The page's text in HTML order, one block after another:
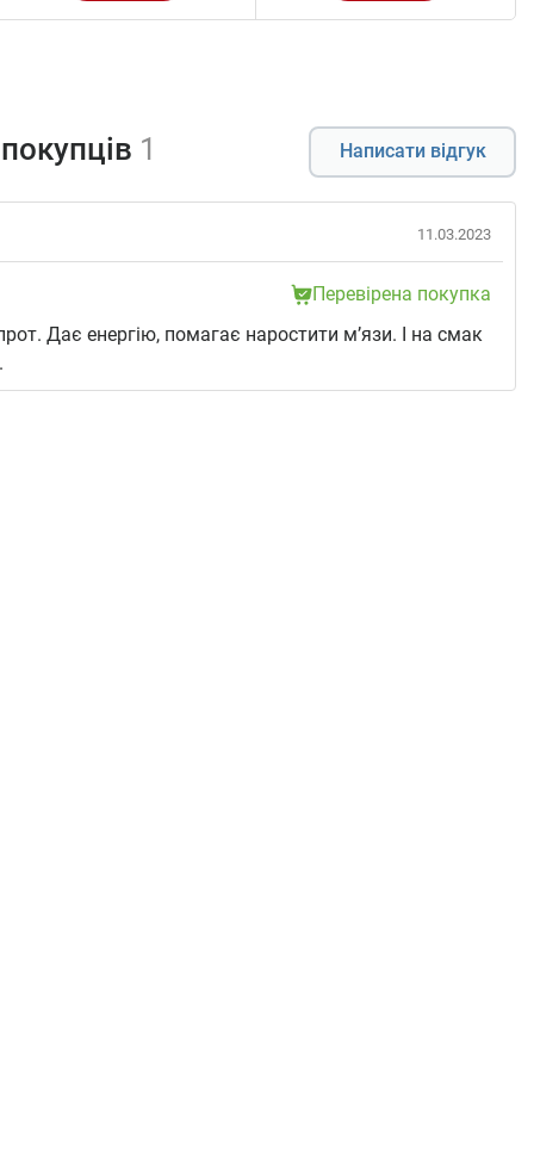
1 Написати відгук
11.03.2023
Перевірена покупка
Дає енергію, помагає наростити м’язи. І на смак